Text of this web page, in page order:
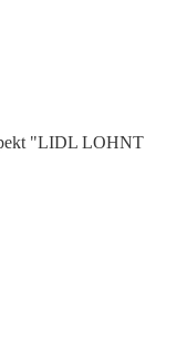
"LIDL LOHNT